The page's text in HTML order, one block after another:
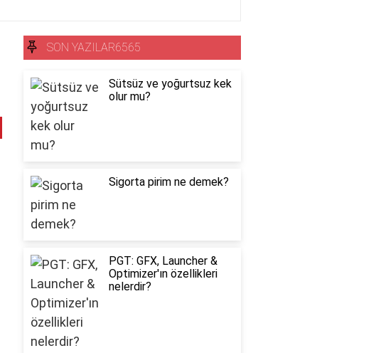
SON YAZILAR6565
Sütsüz ve yoğurtsuz kek
olur mu?
Sigorta pirim ne demek?
PGT: GFX, Launcher &
Optimizer'ın özellikleri
nelerdir?